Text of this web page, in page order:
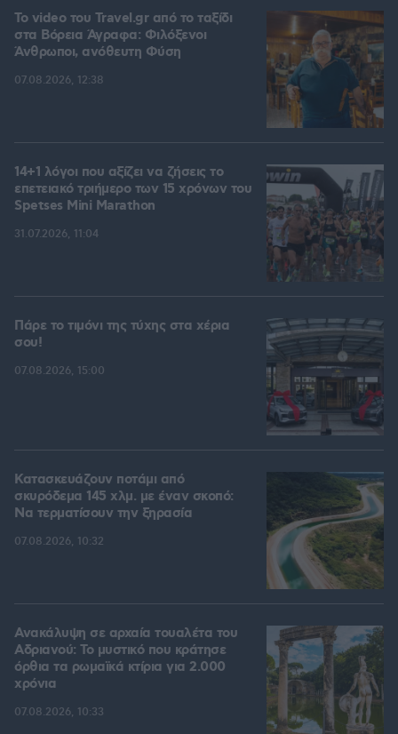
To video του Travel.gr από το ταξίδι
στα Βόρεια Άγραφα: Φιλόξενοι
Άνθρωποι, ανόθευτη Φύση
07.08.2026, 12:38
14+1 λόγοι που αξίζει να ζήσεις το
επετειακό τριήμερο των 15 χρόνων του
Spetses Mini Marathon
31.07.2026, 11:04
Πάρε το τιμόνι της τύχης στα χέρια
σου!
07.08.2026, 15:00
Κατασκευάζουν ποτάμι από
σκυρόδεμα 145 χλμ. με έναν σκοπό:
Να τερματίσουν την ξηρασία
07.08.2026, 10:32
Ανακάλυψη σε αρχαία τουαλέτα του
Αδριανού: Το μυστικό που κράτησε
όρθια τα ρωμαϊκά κτίρια για 2.000
χρόνια
07.08.2026, 10:33